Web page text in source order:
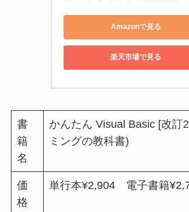
Amazonで見る
楽天市場で見る
書
籍
名
かんたん Visual Basic [改訂
ミングの教科書)
価
格
単行本¥2,904 電子書籍